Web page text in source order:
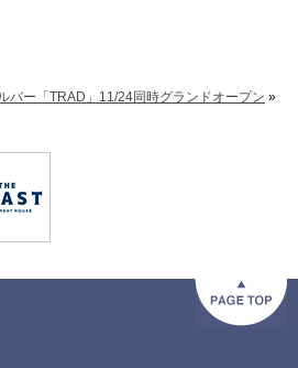
バー「TRAD」11/24同時グランドオープン »